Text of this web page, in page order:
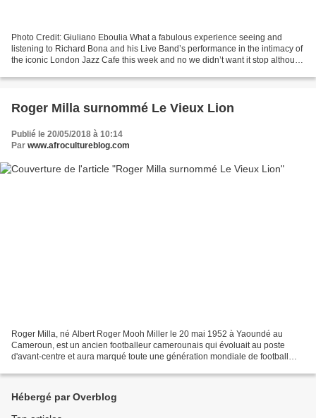
Photo Credit: Giuliano Eboulia What a fabulous experience seeing and
listening to Richard Bona and his Live Band’s performance in the intimacy of
the iconic London Jazz Cafe this week and no we didn’t want it stop although
Roger Milla surnommé Le Vieux Lion
Publié le 20/05/2018 à 10:14
Par www.afrocultureblog.com
Roger Milla, né Albert Roger Mooh Miller le 20 mai 1952 à Yaoundé au
Cameroun, est un ancien footballeur camerounais qui évoluait au poste
d'avant-centre et aura marqué toute une génération mondiale de football
Hébergé par Overblog